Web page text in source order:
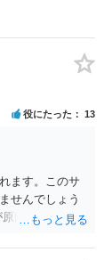
役にたった 13
ます。このサ
せんでしょう
因で老眼がひ
なかったよう